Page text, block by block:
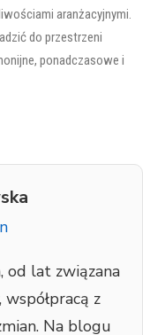
aranżacyjnymi.
do przestrzeni
ponadczasowe i
od lat związana
z
Na blogu